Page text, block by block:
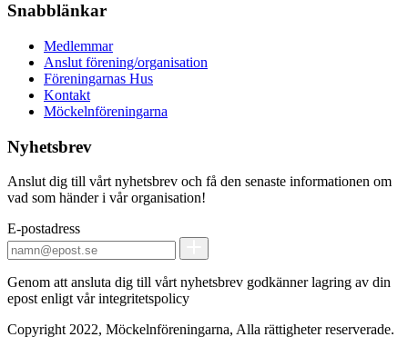
Snabblänkar
Medlemmar
Anslut förening/organisation
Föreningarnas Hus
Kontakt
Möckelnföreningarna
Nyhetsbrev
Anslut dig till vårt nyhetsbrev och få den senaste informationen om
vad som händer i vår organisation!
E-postadress
Genom att ansluta dig till vårt nyhetsbrev godkänner lagring av din
epost enligt vår integritetspolicy
Copyright 2022, Möckelnföreningarna, Alla rättigheter reserverade.